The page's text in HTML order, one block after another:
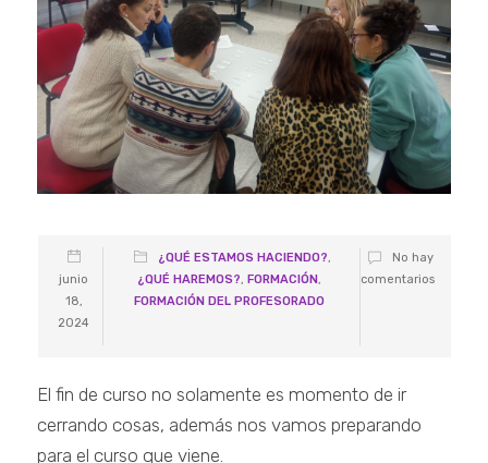
junio
18,
2024
¿QUÉ ESTAMOS HACIENDO?,
¿QUÉ HAREMOS?, FORMACIÓN,
FORMACIÓN DEL PROFESORADO
No hay
comentarios
El fin de curso no solamente es momento de ir
cerrando cosas, además nos vamos preparando
para el curso que viene.